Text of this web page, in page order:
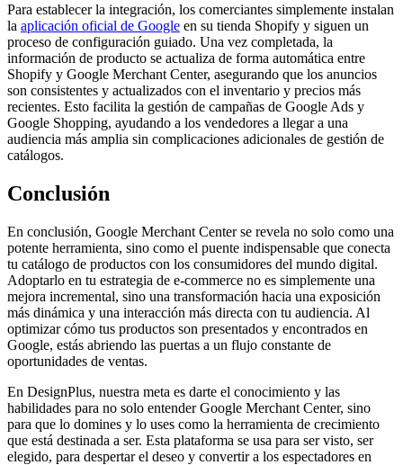
Para establecer la integración, los comerciantes simplemente instalan
la aplicación oficial de Google en su tienda Shopify y siguen un
proceso de configuración guiado. Una vez completada, la
información de producto se actualiza de forma automática entre
Shopify y Google Merchant Center, asegurando que los anuncios
son consistentes y actualizados con el inventario y precios más
recientes. Esto facilita la gestión de campañas de Google Ads y
Google Shopping, ayudando a los vendedores a llegar a una
audiencia más amplia sin complicaciones adicionales de gestión de
catálogos.
Conclusión
En conclusión, Google Merchant Center se revela no solo como una
potente herramienta, sino como el puente indispensable que conecta
tu catálogo de productos con los consumidores del mundo digital.
Adoptarlo en tu estrategia de e-commerce no es simplemente una
mejora incremental, sino una transformación hacia una exposición
más dinámica y una interacción más directa con tu audiencia. Al
optimizar cómo tus productos son presentados y encontrados en
Google, estás abriendo las puertas a un flujo constante de
oportunidades de ventas.
En DesignPlus, nuestra meta es darte el conocimiento y las
habilidades para no solo entender Google Merchant Center, sino
para que lo domines y lo uses como la herramienta de crecimiento
que está destinada a ser. Esta plataforma se usa para ser visto, ser
elegido, para despertar el deseo y convertir a los espectadores en